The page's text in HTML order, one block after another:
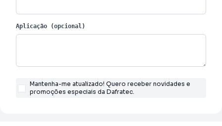
Aplicação (opcional)
Mantenha-me atualizado! Quero receber novidades e
promoções especiais da Dafratec.